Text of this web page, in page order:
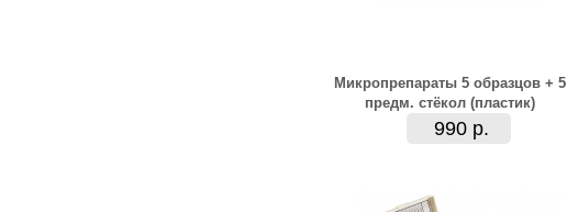
Микропрепараты 5 образцов + 5
предм. стёкол (пластик)
990 р.